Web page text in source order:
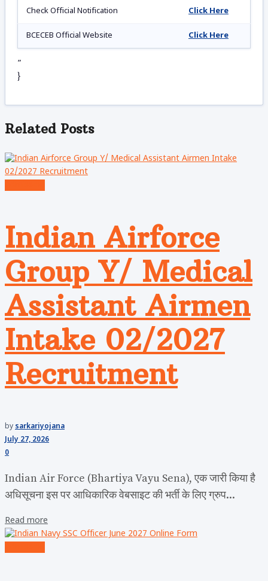
Check Official Notification Click Here
BCECEB Official Website Click Here
”
}
Related Posts
Indian Airforce
Group Y/ Medical
Assistant Airmen
Intake 02/2027
Recruitment
by sarkariyojana
July 27, 2026
0
Indian Air Force (Bhartiya Vayu Sena), एक जारी किया है
अधिसूचना इस पर आधिकारिक वेबसाइट की भर्ती के लिए ग्रुप...
Read more